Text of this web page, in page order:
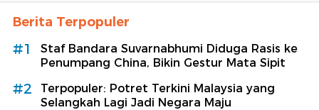
Berita Terpopuler
#1
Staf Bandara Suvarnabhumi Diduga Rasis ke
Penumpang China, Bikin Gestur Mata Sipit
#2
Terpopuler: Potret Terkini Malaysia yang
Selangkah Lagi Jadi Negara Maju